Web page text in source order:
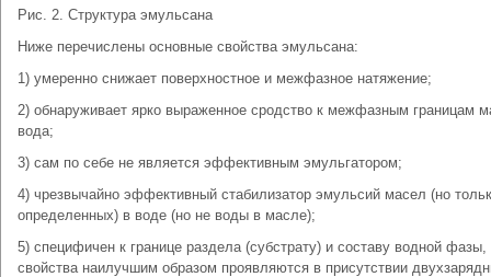
Рис. 2. Структура эмульсана
Ниже перечислены основные свойства эмульсана:
1) умеренно снижает поверхностное и межфазное натяжение;
2) обнаруживает ярко выраженное сродство к межфазным границам
вода;
3) сам по себе не является эффективным эмульгатором;
4) чрезвычайно эффективный стабилизатор эмульсий масел (но
определенных) в воде (но не воды в масле);
5) специфичен к границе раздела (субстрату) и составу водной фазы,
свойства наилучшим образом проявляются в присутствии